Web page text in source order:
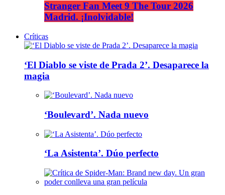
Stranger Fan Meet 9 The Tour 2026
Madrid. ¡Inolvidable!
Críticas
‘El Diablo se viste de Prada 2’. Desaparece la
magia
‘Boulevard’. Nada nuevo
‘La Asistenta’. Dúo perfecto